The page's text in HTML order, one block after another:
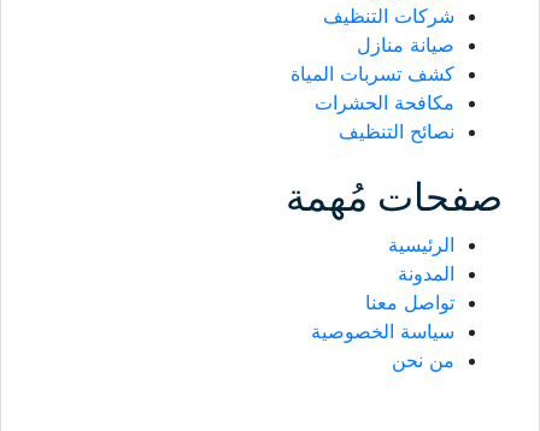
شركات التنظيف
صيانة منازل
كشف تسربات المياة
مكافحة الحشرات
نصائح التنظيف
صفحات مُهمة
الرئيسية
المدونة
تواصل معنا
سياسة الخصوصية
من نحن